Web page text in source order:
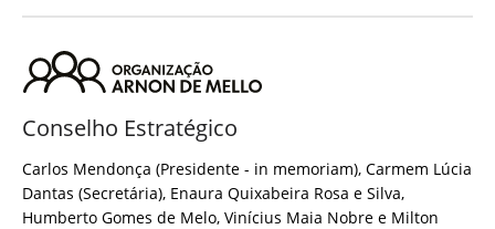
Conselho Estratégico
Carlos Mendonça (Presidente - in memoriam), Carmem Lúcia
Dantas (Secretária), Enaura Quixabeira Rosa e Silva,
Humberto Gomes de Melo, Vinícius Maia Nobre e Milton